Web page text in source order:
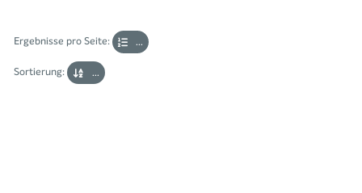
Ergebnisse pro Seite: ...
Sortierung: ...